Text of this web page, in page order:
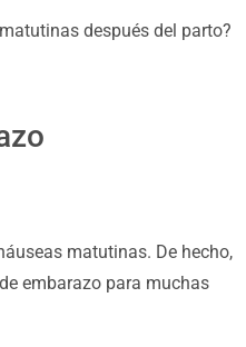
después del parto?
matutinas. De hecho,
embarazo para muchas